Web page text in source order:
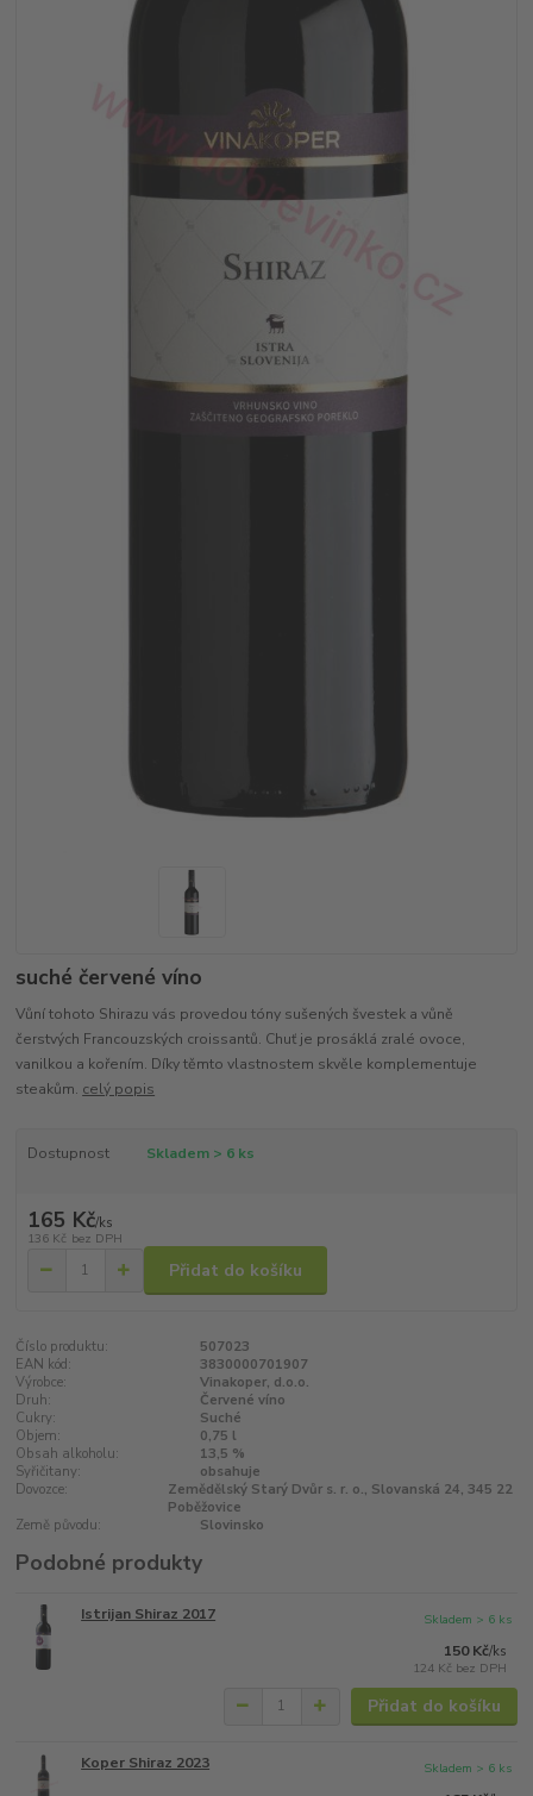
suché červené víno
Vůní tohoto Shirazu vás provedou tóny sušených švestek a vůně
čerstvých Francouzských croissantů. Chuť je prosáklá zralé ovoce,
vanilkou a kořením. Díky těmto vlastnostem skvěle komplementuje
steakům. celý popis
Dostupnost Skladem > 6 ks
165 Kč/ks
136 Kč bez DPH
Přidat do košíku
Číslo produktu:
507023
EAN kód:
3830000701907
Výrobce:
Vinakoper, d.o.o.
Druh:
Červené víno
Cukry:
Suché
Objem:
0,75 l
Obsah alkoholu:
13,5 %
Syřičitany:
obsahuje
Dovozce:
Zemědělský Starý Dvůr s. r. o., Slovanská 24, 345 22
Poběžovice
Země původu:
Slovinsko
Podobné produkty
Istrijan Shiraz 2017
150 Kč/ks
124 Kč bez DPH
Skladem > 6 ks
Přidat do košíku
Koper Shiraz 2023
Skladem > 6 ks